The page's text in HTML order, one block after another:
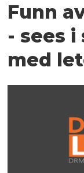
Funn
- sees
med